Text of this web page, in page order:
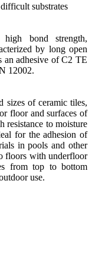
substrates
bond strength,
by long open
an adhesive of C2 TE
12002.
sizes of ceramic tiles,
floor and surfaces of
resistance to moisture
for the adhesion of
in pools and other
floors with underfloor
from top to bottom
use.